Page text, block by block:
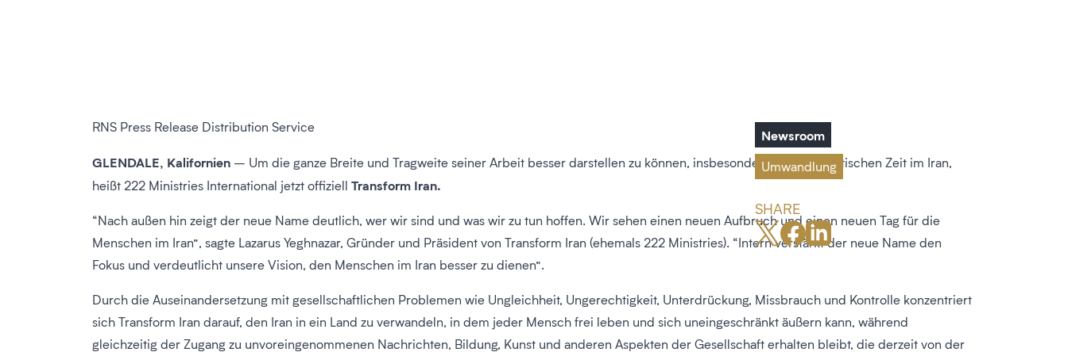
RNS Press Release Distribution Service
GLENDALE, Kalifornien – Um die ganze Breite und Tragweite seiner Arbeit besser darstellen zu können, insbesondere in dieser kritischen Zeit im Iran,
heißt 222 Ministries International jetzt offiziell Transform Iran.
“Nach außen hin zeigt der neue Name deutlich, wer wir sind und was wir zu tun hoffen. Wir sehen einen neuen Aufbruch und einen neuen Tag für die
Menschen im Iran”, sagte Lazarus Yeghnazar, Gründer und Präsident von Transform Iran (ehemals 222 Ministries). “Intern verstärkt der neue Name den
Fokus und verdeutlicht unsere Vision, den Menschen im Iran besser zu dienen”.
Durch die Auseinandersetzung mit gesellschaftlichen Problemen wie Ungleichheit, Ungerechtigkeit, Unterdrückung, Missbrauch und Kontrolle konzentriert
sich Transform Iran darauf, den Iran in ein Land zu verwandeln, in dem jeder Mensch frei leben und sich uneingeschränkt äußern kann, während
gleichzeitig der Zugang zu unvoreingenommenen Nachrichten, Bildung, Kunst und anderen Aspekten der Gesellschaft erhalten bleibt, die derzeit von der
Newsroom
Umwandlung
SHARE